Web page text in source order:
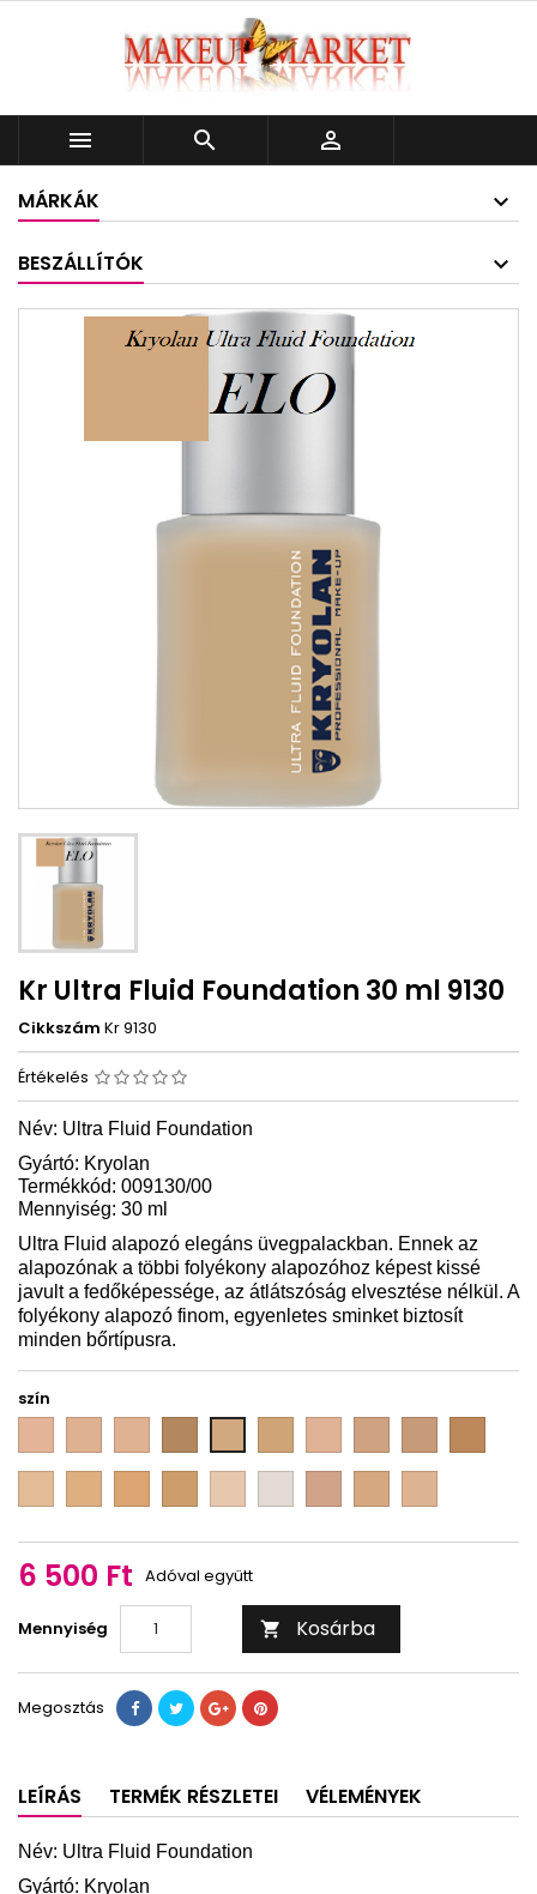
  
MÁRKÁK
BESZÁLLÍTÓK
Kr Ultra Fluid Foundation 30 ml 9130
Cikkszám Kr 9130
Értékelés
Név: Ultra Fluid Foundation
Gyártó: Kryolan
Termékkód: 009130/00
Mennyiség: 30 ml
Ultra Fluid alapozó elegáns üvegpalackban. Ennek az
alapozónak a többi folyékony alapozóhoz képest kissé
javult a fedőképessége, az átlátszóság elvesztése nélkül. A
folyékony alapozó finom, egyenletes sminket biztosít
minden bőrtípusra.
szín
w
w
w
1
2
3
4
1
2
3
4
olive 177
6 500 Ft Adóval együtt
Mennyiség  Kosárba
Megosztás
LEÍRÁS TERMÉK RÉSZLETEI VÉLEMÉNYEK
Név: Ultra Fluid Foundation
Gyártó: Kryolan